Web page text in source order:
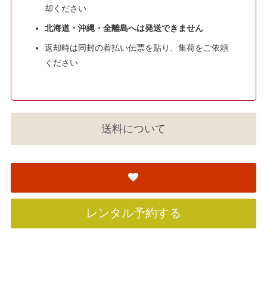
却ください
北海道・沖縄・全離島へは発送できません
返却時は同封の着払い伝票を貼り、集荷をご依頼
ください
送料について
レンタル予約する